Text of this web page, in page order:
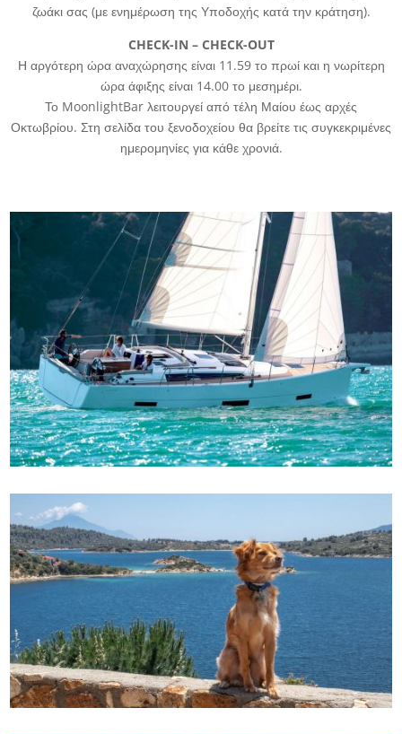
ζωάκι σας (με ενημέρωση της Υποδοχής κατά την κράτηση).
CHECK-IN – CHECK-OUT
Η αργότερη ώρα αναχώρησης είναι 11.59 το πρωί και η νωρίτερη
ώρα άφιξης είναι 14.00 το μεσημέρι.
Το MoonlightBar λειτουργεί από τέλη Μαίου έως αρχές
Οκτωβρίου. Στη σελίδα του ξενοδοχείου θα βρείτε τις συγκεκριμένες
ημερομηνίες για κάθε χρονιά.